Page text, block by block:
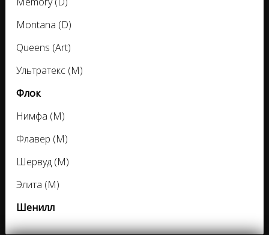
Montana (D)
Queens (Art)
Ультратекс (M)
Флок
Нимфа (M)
Флавер (M)
Шервуд (M)
Элита (M)
Шенилл